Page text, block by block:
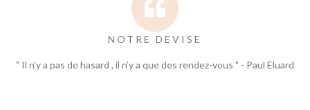
NOTRE DEVISE
" Il n’y a pas de hasard , il n’y a que des rendez-vous " - Paul Eluard